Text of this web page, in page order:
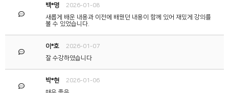
백*명
2026-01-08
새롭게 배운 내용과 이전에 배웠던 내용이 함께 있어 재밌게 강의를
볼 수 있었습니다.
이*호
2026-01-07
잘 수강하였습니다
박*현
2026-01-06